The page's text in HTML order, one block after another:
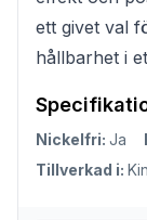
ett givet val
hållbarhet i
Nickelfri: Ja
Tillverkad i: